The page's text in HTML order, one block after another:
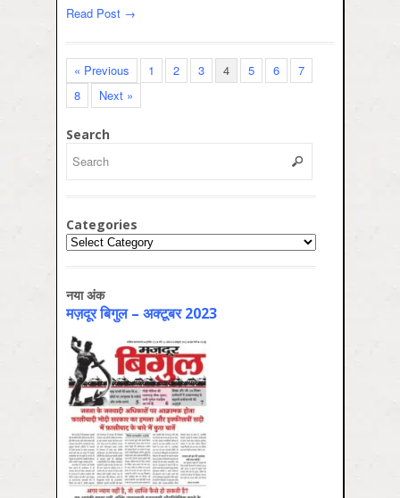
Read Post →
« Previous 1 2 3 4 5 6
7
8
Next »
Search
Categories
Categories
नया अंक
मज़दूर बिगुल – अक्टूबर 2023